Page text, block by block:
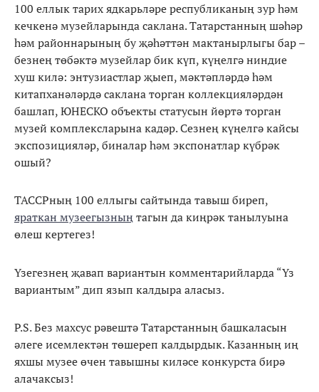
100 еллык тарих ядкарьләре республиканың зур һәм
кечкенә музейларында саклана. Татарстанның шәһәр
һәм районнарының бу җәһәттән мактанырлыгы бар –
безнең төбәктә музейлар бик күп, күңелгә ниндие
хуш килә: энтузиастлар җыеп, мәктәпләрдә һәм
китапханәләрдә саклана торган коллекцияләрдән
башлап, ЮНЕСКО объекты статусын йөртә торган
музей комплексларына кадәр. Сезнең күңелгә кайсы
экспозицияләр, биналар һәм экспонатлар күбрәк
ошый?
ТАССРның 100 еллыгы сайтында тавыш биреп,
яраткан музеегызныңтагын да киңрәк танылуына
өлеш кертегез!
Үзегезнең җавап вариантын комментарийларда “Үз
вариантым” дип язып калдыра аласыз.
P.S. Без махсус рәвештә Татарстанның башкаласын
әлеге исемлектән төшереп калдырдык. Казанның иң
яхшы музее өчен тавышны киләсе конкурста бирә
алачаксыз!